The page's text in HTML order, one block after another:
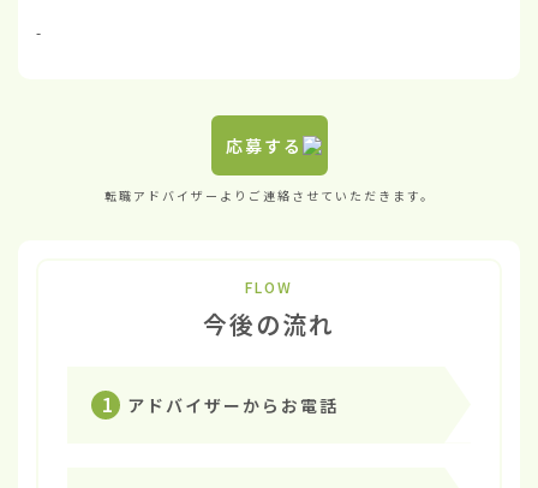
-
応募する
転職アドバイザーよりご連絡させていただきます。
FLOW
今後の流れ
1 アドバイザーからお電話